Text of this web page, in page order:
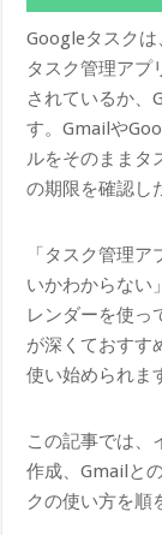
Googleタスク
タスク管理アプ
されているか、
す。Gmailや
ルをそのままタ
の期限を確認し
「タスク管理
いかわからない
レンダーを使っ
が深くておすす
使い始められま
この記事では、
作成、Gmailと
クの使い方を順